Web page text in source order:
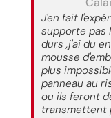
J'en fait
supporte pas
durs ,j'ai du
mousse
plus
panneau au
ou ils feront
transmettent